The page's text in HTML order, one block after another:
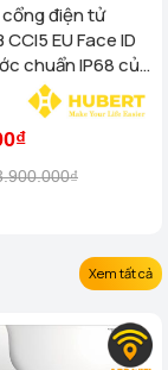
điện tử
EU Face ID
chuẩn IP68 của
Đức
Xem tất cả